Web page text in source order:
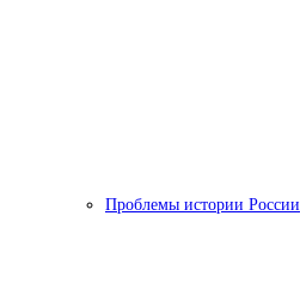
Проблемы истории России